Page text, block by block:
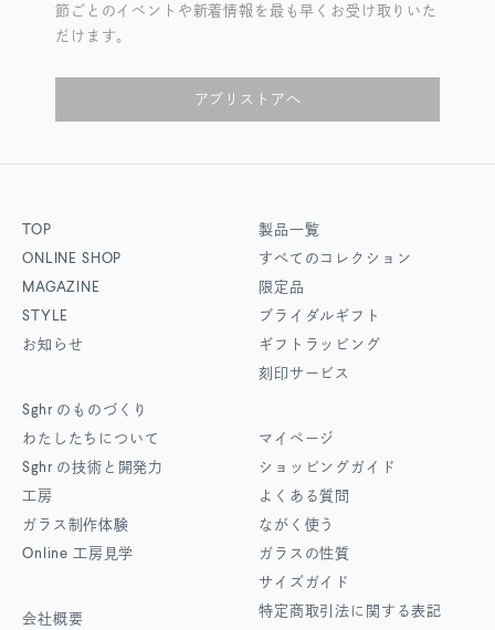
節ごとのイベントや新着情報を最も早くお受け取りいた
だけます。
アプリストアへ
TOP
ONLINE SHOP
MAGAZINE
STYLE
お知らせ
Sghr のものづくり
わたしたちについて
Sghr の技術と開発力
工房
ガラス制作体験
Online 工房見学
会社概要
製品一覧
すべてのコレクション
限定品
ブライダルギフト
ギフトラッピング
刻印サービス
マイページ
ショッピングガイド
よくある質問
ながく使う
ガラスの性質
サイズガイド
特定商取引法に関する表記